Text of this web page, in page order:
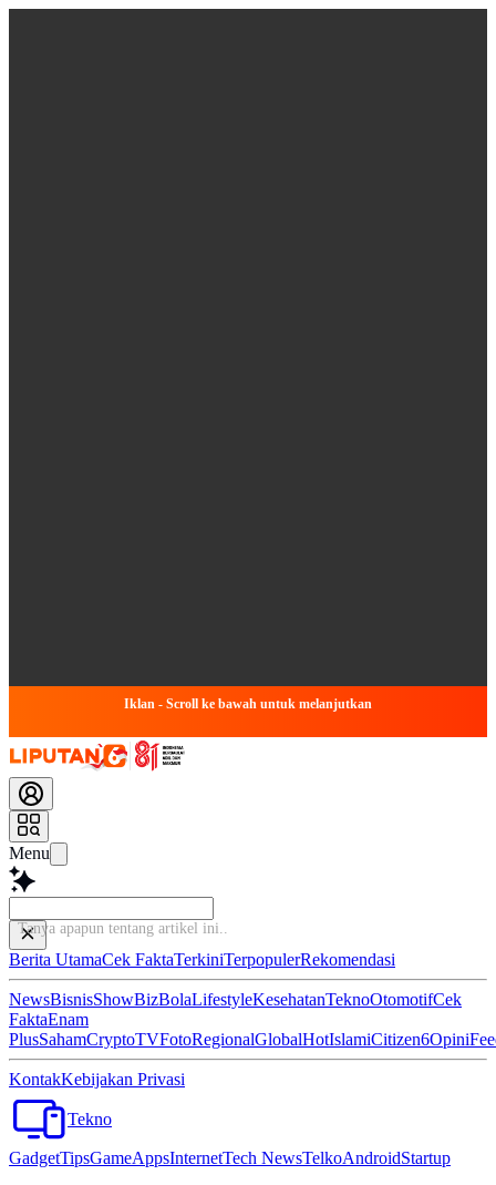
Iklan - Scroll ke bawah untuk melanjutkan
Menu
Tanya apapun tentang artike
Berita UtamaCek FaktaTerkiniTerpopulerRekomendasi
NewsBisnisShowBizBolaLifestyleKesehatanTeknoOtomotifCek
FaktaEnam
PlusSahamCryptoTVFotoRegionalGlobalHotIslamiCitizen6Opini
KontakKebijakan Privasi
Tekno
GadgetTipsGameAppsInternetTech NewsTelkoAndroidStartup